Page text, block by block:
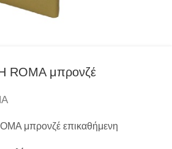
μπρονζέ
μπρονζέ επικαθήμενη